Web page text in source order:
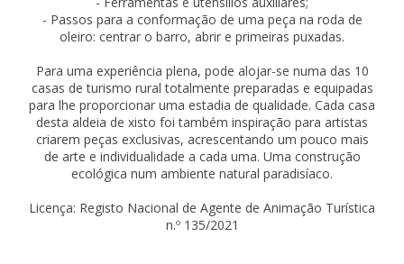
- Passos para a conformação de uma peça na roda de
oleiro: centrar o barro, abrir e primeiras puxadas.
Para uma experiência plena, pode alojar-se numa das 10
casas de turismo rural totalmente preparadas e equipadas
para lhe proporcionar uma estadia de qualidade. Cada casa
desta aldeia de xisto foi também inspiração para artistas
criarem peças exclusivas, acrescentando um pouco mais
de arte e individualidade a cada uma. Uma construção
ecológica num ambiente natural paradisíaco.
Licença: Registo Nacional de Agente de Animação Turística
n.º 135/2021